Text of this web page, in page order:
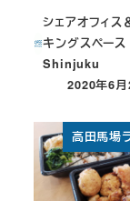
シェアオフィス
キングスペー
Shinjuku
投稿日
2020年6月
高田馬場